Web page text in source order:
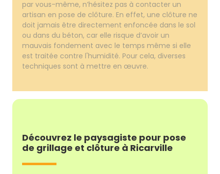
par vous-même, n’hésitez pas à contacter un
artisan en pose de clôture. En effet, une clôture ne
doit jamais être directement enfoncée dans le sol
ou dans du béton, car elle risque d’avoir un
mauvais fondement avec le temps même si elle
est traitée contre l'humidité. Pour cela, diverses
techniques sont à mettre en œuvre.
Découvrez le paysagiste pour pose
de grillage et clôture à Ricarville